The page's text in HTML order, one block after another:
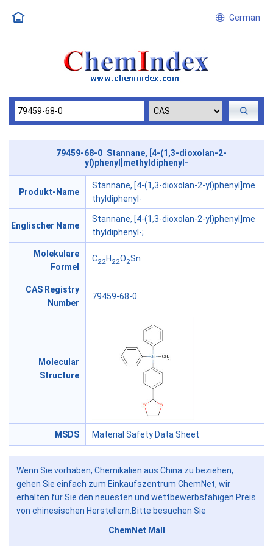
German
79459-68-0 Stannane, [4-(1,3-dioxolan-2-
yl)phenyl]methyldiphenyl-
Produkt-Name
Stannane, [4-(1,3-dioxolan-2-yl)phenyl]me
thyldiphenyl-
Englischer Name
Stannane, [4-(1,3-dioxolan-2-yl)phenyl]me
thyldiphenyl-;
Molekulare
Formel
C22H 22O2Sn
CAS Registry
Number
79459-68-0
Molecular
Structure
MSDS Material Safety Data Sheet
Wenn Sie vorhaben, Chemikalien aus China zu beziehen,
gehen Sie einfach zum Einkaufszentrum ChemNet, wir
erhalten für Sie den neuesten und wettbewerbsfähigen Preis
von chinesischen Herstellern.Bitte besuchen Sie
ChemNet Mall